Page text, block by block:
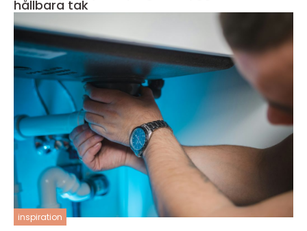
hållbara tak
inspiration